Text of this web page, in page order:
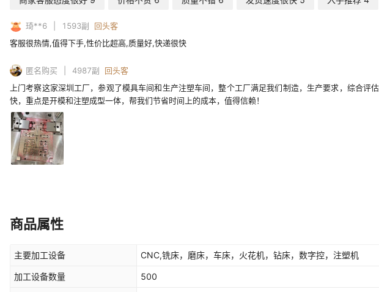
琦**6 1593副
回头客
客服很热情,值得下手,性价比超高,质量好,快递很快
匿名购买 4987副
回头客
上门考察这家深圳工厂，参观了模具车间和生产注塑车间，整个工厂满足我们制造，生产要求，综合
快，重点是开模和注塑成型一体，帮我们节省时间上的成本，值得信赖！
商品属性
主要加工设备 CNC,铣床，磨床，车床，火花机，钻床，数字控，注塑机
加工设备数量 500